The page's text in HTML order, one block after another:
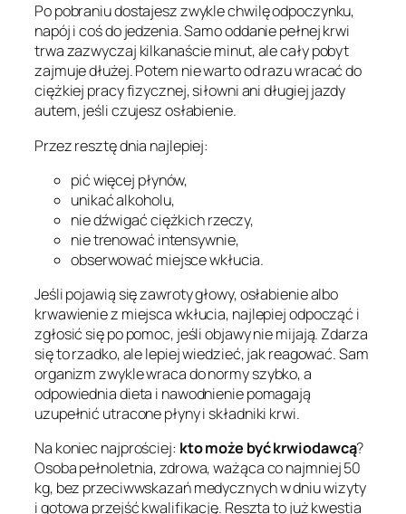
Po pobraniu dostajesz zwykle chwilę odpoczynku,
napój i coś do jedzenia. Samo oddanie pełnej krwi
trwa zazwyczaj kilkanaście minut, ale cały pobyt
zajmuje dłużej. Potem nie warto od razu wracać do
ciężkiej pracy fizycznej, siłowni ani długiej jazdy
autem, jeśli czujesz osłabienie.
Przez resztę dnia najlepiej:
pić więcej płynów,
unikać alkoholu,
nie dźwigać ciężkich rzeczy,
nie trenować intensywnie,
obserwować miejsce wkłucia.
Jeśli pojawią się zawroty głowy, osłabienie albo
krwawienie z miejsca wkłucia, najlepiej odpocząć i
zgłosić się po pomoc, jeśli objawy nie mijają. Zdarza
się to rzadko, ale lepiej wiedzieć, jak reagować. Sam
organizm zwykle wraca do normy szybko, a
odpowiednia dieta i nawodnienie pomagają
uzupełnić utracone płyny i składniki krwi.
Na koniec najprościej: kto może być krwiodawcą?
Osoba pełnoletnia, zdrowa, ważąca co najmniej 50
kg, bez przeciwwskazań medycznych w dniu wizyty
i gotowa przejść kwalifikację. Reszta to już kwestia